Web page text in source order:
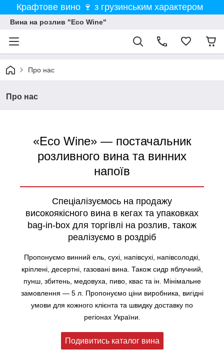
Крафтове вино 🍷 з грузинським характером
Вина на розлив "Eco Wine"
Про нас
Про нас
«Eco Wine» — постачальник
розливного вина та винних
напоїв
Спеціалізуємось на продажу
високоякісного вина в кегах та упаковках
bag-in-box для торгівлі на розлив, також
реалізуємо в роздріб
Пропонуємо винний ель, сухі, напівсухі, напівсолодкі,
кріплені, десертні, газовані вина. Також сидр яблучний,
пунш, збитень, медовуха, пиво, квас та ін. Мінімальне
замовлення — 5 л. Пропонуємо ціни виробника, вигідні
умови для кожного клієнта та швидку доставку по
регіонах України.
Подивитись каталог вина